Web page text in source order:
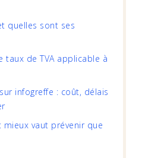
quelles sont ses
taux de TVA applicable à
infogreffe : coût, délais
vaut prévenir que